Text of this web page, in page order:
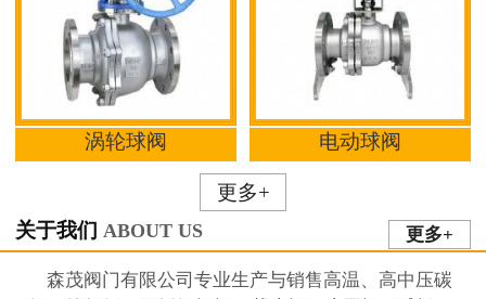
涡轮球阀 电动球阀
更多+
关于我们 ABOUT US 更多+
森茂阀门有限公司专业生产与销售高温、高中压碳